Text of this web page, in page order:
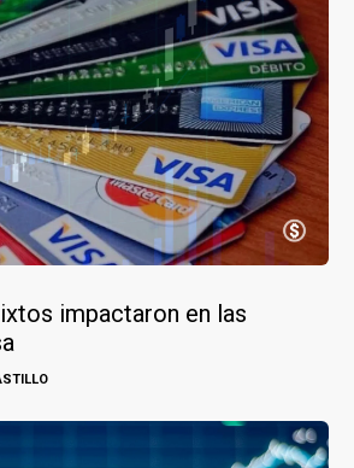
impactaron en las